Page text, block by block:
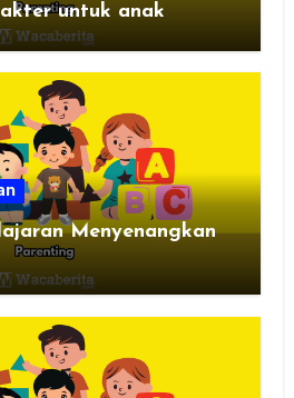
untuk anak
Menyenangkan